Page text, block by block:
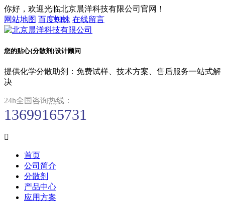
你好，欢迎光临北京晨洋科技有限公司官网！
网站地图 百度蜘蛛 在线留言
您的贴心{分散剂}设计顾问
提供化学分散助剂：免费试样、技术方案、售后服务一站式解
决
24h全国咨询热线：
13699165731

首页
公司简介
分散剂
产品中心
应用方案